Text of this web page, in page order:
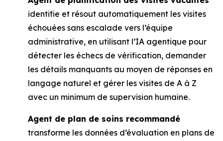
identifie et résout automatiquement les visites
échouées sans escalade vers l’équipe
administrative, en utilisant l’IA agentique pour
détecter les échecs de vérification, demander
les détails manquants au moyen de réponses en
langage naturel et gérer les visites de A à Z
avec un minimum de supervision humaine.
Agent de plan de soins recommandé
transforme les données d’évaluation en plans de